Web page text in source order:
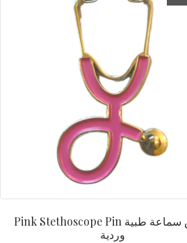
Pink Stethoscope Pin دبوس سماعة طبية
وردية